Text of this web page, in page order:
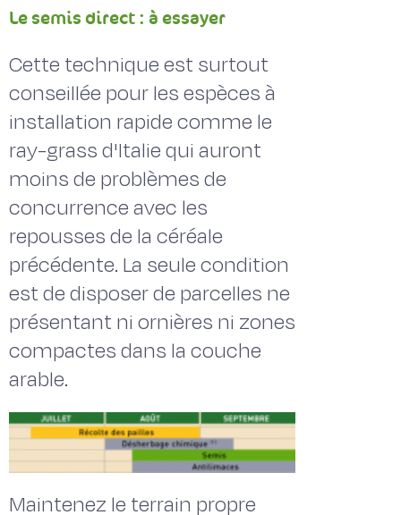
Le semis direct : à essayer
Cette technique est surtout
conseillée pour les espèces à
installation rapide comme le
ray-grass d'Italie qui auront
moins de problèmes de
concurrence avec les
repousses de la céréale
précédente. La seule condition
est de disposer de parcelles ne
présentant ni ornières ni zones
compactes dans la couche
arable.
Maintenez le terrain propre